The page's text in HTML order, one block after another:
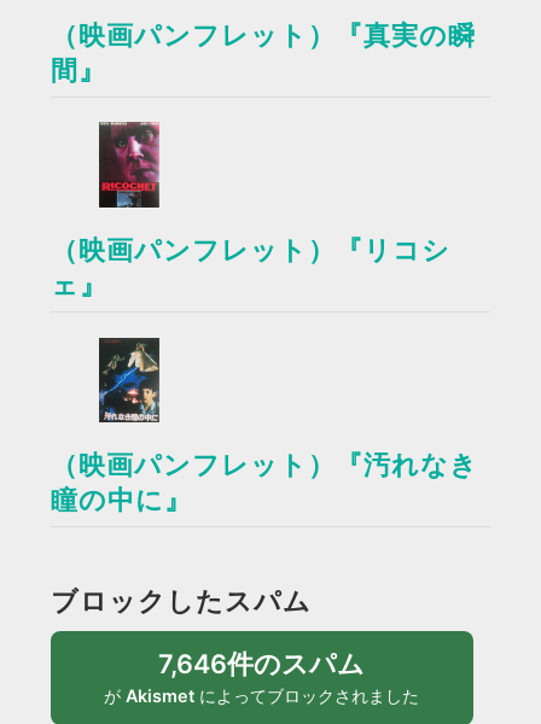
（映画パンフレット）『真実の瞬
間』
（映画パンフレット）『リコシ
ェ』
（映画パンフレット）『汚れなき
瞳の中に』
ブロックしたスパム
7,646件のスパム
がAkismet によってブロックされました